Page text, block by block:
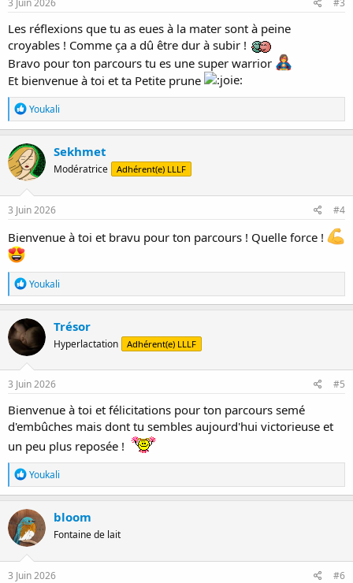
3 Juin 2026 #3
Les réflexions que tu as eues à la mater sont à peine
croyables ! Comme ça a dû être dur à subir !
Bravo pour ton parcours tu es une super warrior
Et bienvenue à toi et ta Petite prune
R
é
a
c
t
i
o
n
s
Youkali
Sekhmet
Modératrice Adhérent(e) LLLF
3 Juin 2026 #4
Bienvenue à toi et bravu pour ton parcours ! Quelle force !
R
é
a
c
t
i
o
n
s
Youkali
Trésor
Hyperlactation Adhérent(e) LLLF
3 Juin 2026 #5
Bienvenue à toi et félicitations pour ton parcours semé
d'embûches mais dont tu sembles aujourd'hui victorieuse et
un peu plus reposée !
R
é
a
c
t
i
o
n
s
Youkali
bloom
Fontaine de lait
3 Juin 2026 #6